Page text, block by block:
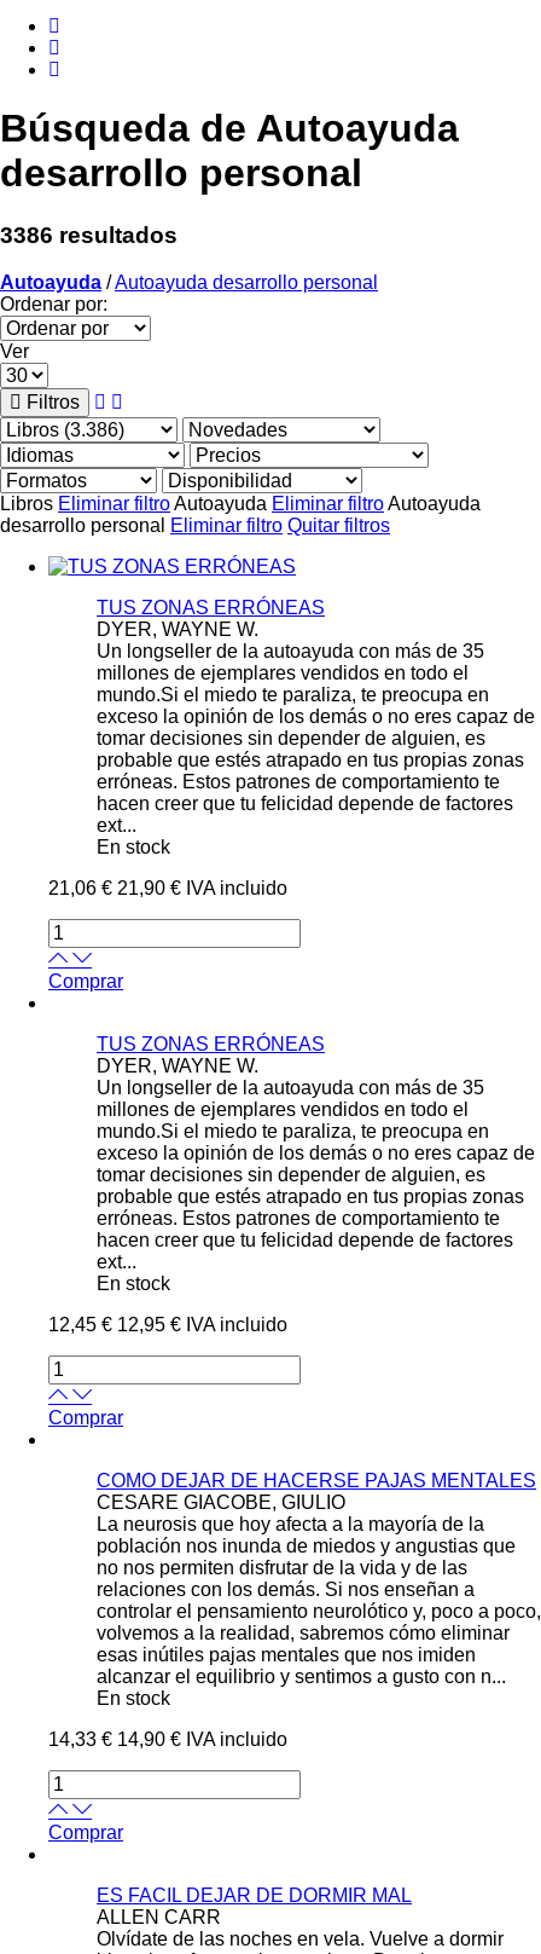
Búsqueda de Autoayuda
desarrollo personal
3386 resultados
Autoayuda /Autoayuda desarrollo personal
Ordenar por:
Ver
Filtros
Libros Eliminar filtroAutoayuda Eliminar filtroAutoayuda
desarrollo personal
Eliminar filtro Quitar filtros
TUS ZONAS ERRÓNEAS
DYER, WAYNE W.
Un longseller de la autoayuda con más de 35
millones de ejemplares vendidos en todo el
mundo.Si el miedo te paraliza, te preocupa en
exceso la opinión de los demás o no eres capaz de
tomar decisiones sin depender de alguien, es
probable que estés atrapado en tus propias zonas
erróneas. Estos patrones de comportamiento te
hacen creer que tu felicidad depende de factores
ext...
En stock
21,06 € 21,90 € IVA incluido
Comprar
TUS ZONAS ERRÓNEAS
DYER, WAYNE W.
Un longseller de la autoayuda con más de 35
millones de ejemplares vendidos en todo el
mundo.Si el miedo te paraliza, te preocupa en
exceso la opinión de los demás o no eres capaz de
tomar decisiones sin depender de alguien, es
probable que estés atrapado en tus propias zonas
erróneas. Estos patrones de comportamiento te
hacen creer que tu felicidad depende de factores
ext...
En stock
12,45 € 12,95 € IVA incluido
Comprar
COMO DEJAR DE HACERSE PAJAS MENTALES
CESARE GIACOBE, GIULIO
La neurosis que hoy afecta a la mayoría de la
población nos inunda de miedos y angustias que
no nos permiten disfrutar de la vida y de las
relaciones con los demás. Si nos enseñan a
controlar el pensamiento neurolótico y, poco a poco,
volvemos a la realidad, sabremos cómo eliminar
esas inútiles pajas mentales que nos imiden
alcanzar el equilibrio y sentimos a gusto con n...
En stock
14,33 € 14,90 € IVA incluido
Comprar
ES FACIL DEJAR DE DORMIR MAL
ALLEN CARR
Olvídate de las noches en vela. Vuelve a dormir